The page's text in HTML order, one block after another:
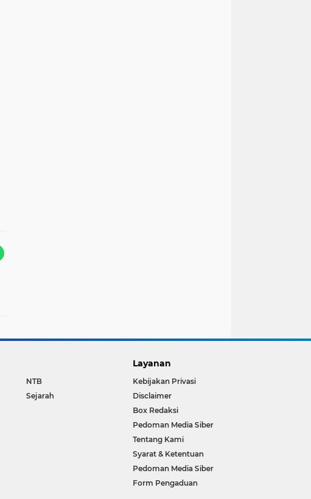
NTB
Sejarah
Layanan
Kebijakan Privasi
Disclaimer
Box Redaksi
Pedoman Media Siber
Tentang Kami
Syarat & Ketentuan
Pedoman Media Siber
Form Pengaduan